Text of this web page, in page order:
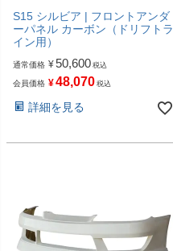
S15 シルビア | フロントアンダ
ーパネル カーボン（ドリフトラ
イン用）
通常価格 ¥50,600 税込
会員価格 ¥48,070 税込
詳細を見る